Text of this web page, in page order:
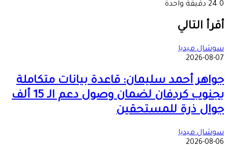
0
دقيقة واحدة
عبر
البريد
أقرأ التالي
سوشال ميديا
2026-08-07
جواهر أحمد سليمان: قاعدة بيانات متكاملة
بجنوب كردفان لضمان وصول دعم الـ 15 ألف
جوال ذرة للمستحقين
سوشال ميديا
2026-08-06